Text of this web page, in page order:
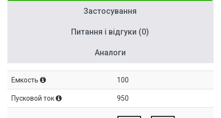
Застосування
Питання і відгуки (0)
Аналоги
Емкость 100
Пусковой ток 950